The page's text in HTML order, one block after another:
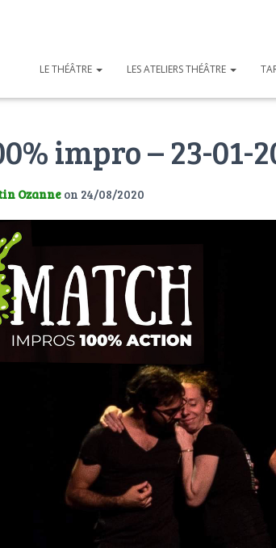
LE THÉÂTRE LES ATELIERS THÉÂTRE
impro – 23-01-
Ozanneon 24/08/2020